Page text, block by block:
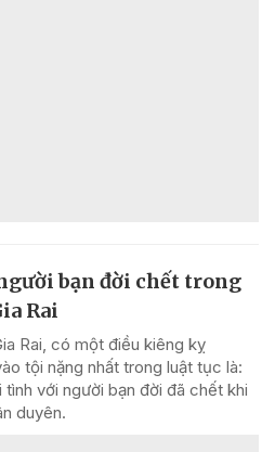
bạn đời chết trong
Rai
Rai, có một điều kiêng kỵ
tội nặng nhất trong luật tục là:
tình với người bạn đời đã chết khi
duyên.